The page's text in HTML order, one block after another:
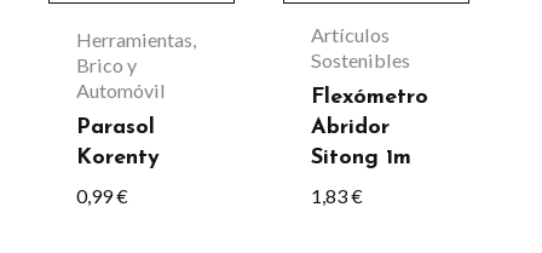
Herramientas,
Brico y
Automóvil
Parasol
Korenty
0,99€
opciones
se
pueden
elegir
en
Artículos
Sostenibles
Flexómetro
Abridor
Sitong 1m
1,83€